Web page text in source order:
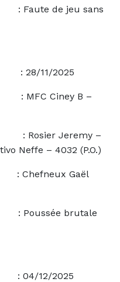
jeu sans
B –
: Rosier Jeremy –
Neffe – 4032 (P.O.)
Gaël
brutale